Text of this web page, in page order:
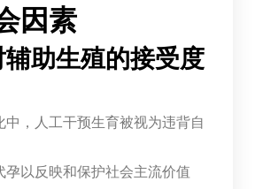
因素
辅助生殖的接受度
中，人工干预生育被视为违背自
孕以反映和保护社会主流价值